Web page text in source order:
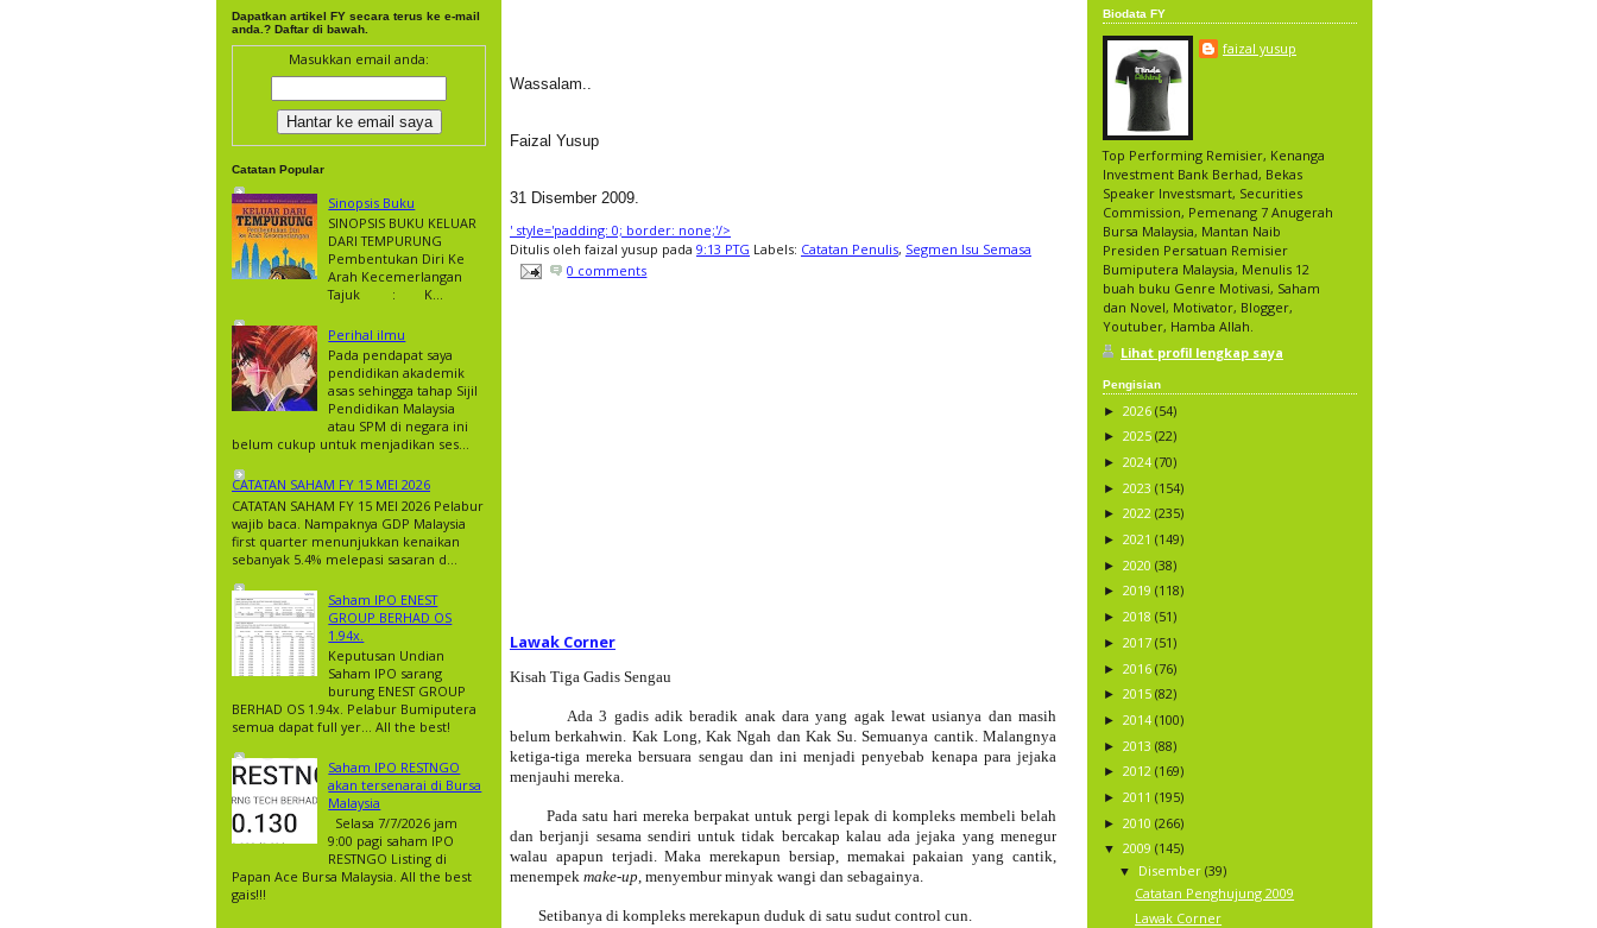
Dapatkan artikel FY secara terus ke e-mail
anda.? Daftar di bawah.
Masukkan email anda:
Catatan Popular
Sinopsis Buku
SINOPSIS BUKU KELUAR
DARI TEMPURUNG
Pembentukan Diri Ke
Arah Kecemerlangan
Tajuk : K...
Perihal ilmu
Pada pendapat saya
pendidikan akademik
asas sehingga tahap Sijil
Pendidikan Malaysia
atau SPM di negara ini
belum cukup untuk menjadikan ses...
CATATAN SAHAM FY 15 MEI 2026
CATATAN SAHAM FY 15 MEI 2026 Pelabur
wajib baca. Nampaknya GDP Malaysia
first quarter menunjukkan kenaikan
sebanyak 5.4% melepasi sasaran d...
Saham IPO ENEST
GROUP BERHAD OS
1.94x.
Keputusan Undian
Saham IPO sarang
burung ENEST GROUP
BERHAD OS 1.94x. Pelabur Bumiputera
semua dapat full yer… All the best!
Saham IPO RESTNGO
akan tersenarai di Bursa
Malaysia
Selasa 7/7/2026 jam
9:00 pagi saham IPO
RESTNGO Listing di
Papan Ace Bursa Malaysia. All the best
gais!!!
Wassalam..
Faizal Yusup
31 Disember 2009.
' style='padding: 0; border: none;'/>
Ditulis oleh faizal yusup pada 9:13 PTG Labels: Catatan Penulis, Segmen Isu Semasa
0 comments
Lawak Corner
Kisah Tiga Gadis Sengau
Ada 3 gadis adik beradik anak dara yang agak lewat usianya dan masih
belum berkahwin. Kak Long, Kak Ngah dan Kak Su. Semuanya cantik. Malangnya
ketiga-tiga mereka bersuara sengau dan ini menjadi penyebab kenapa para jejaka
menjauhi mereka.
Pada satu hari mereka berpakat untuk pergi lepak di kompleks membeli belah
dan berjanji sesama sendiri untuk tidak bercakap kalau ada jejaka yang menegur
walau apapun terjadi. Maka merekapun bersiap, memakai pakaian yang cantik,
menempek make-up , menyembur minyak wangi dan sebagainya.
Setibanya di kompleks merekapun duduk di satu sudut control cun.
Biodata FY
faizal yusup
Top Performing Remisier, Kenanga
Investment Bank Berhad, Bekas
Speaker Investsmart, Securities
Commission, Pemenang 7 Anugerah
Bursa Malaysia, Mantan Naib
Presiden Persatuan Remisier
Bumiputera Malaysia, Menulis 12
buah buku Genre Motivasi, Saham
dan Novel, Motivator, Blogger,
Youtuber, Hamba Allah.
Lihat profil lengkap saya
Pengisian
► 2026 (54)
► 2025 (22)
► 2024 (70)
► 2023 (154)
► 2022 (235)
► 2021 (149)
► 2020 (38)
► 2019 (118)
► 2018 (51)
► 2017 (51)
► 2016 (76)
► 2015 (82)
► 2014 (100)
► 2013 (88)
► 2012 (169)
► 2011 (195)
► 2010 (266)
▼ 2009 (145)
▼ Disember (39)
Catatan Penghujung 2009
Lawak Corner